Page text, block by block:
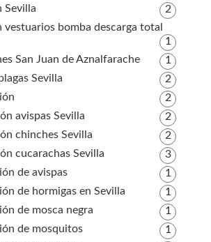
Sevilla
2
vestuarios bomba descarga total
1
San Juan de Aznalfarache
1
Sevilla
2
2
avispas Sevilla
2
chinches Sevilla
2
cucarachas Sevilla
3
de avispas
1
de hormigas en Sevilla
1
de mosca negra
1
de mosquitos
1